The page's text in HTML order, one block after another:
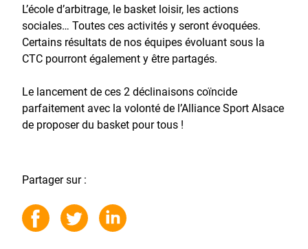
L’école d’arbitrage, le basket loisir, les actions
sociales… Toutes ces activités y seront évoquées.
Certains résultats de nos équipes évoluant sous la
CTC pourront également y être partagés.
Le lancement de ces 2 déclinaisons coïncide
parfaitement avec la volonté de l’Alliance Sport Alsace
de proposer du basket pour tous !
Partager sur :